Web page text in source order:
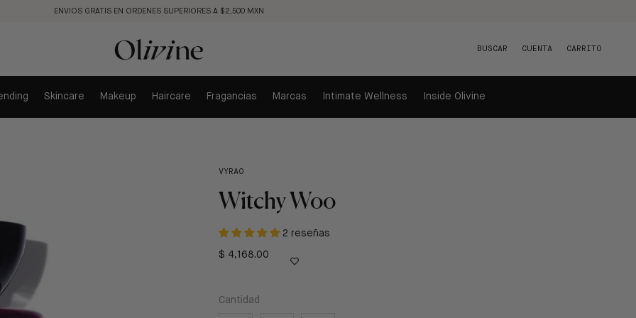
ENVIOS GRATIS EN ORDENES SUPERIORES A $2,500 MXN
BUSCAR CUENTA CARRITO
Skincare Makeup Haircare Fragancias Marcas Intimate Wellness Inside Olivine
VYRAO
Witchy Woo
2 reseñas
$ 4,168.00
Cantidad